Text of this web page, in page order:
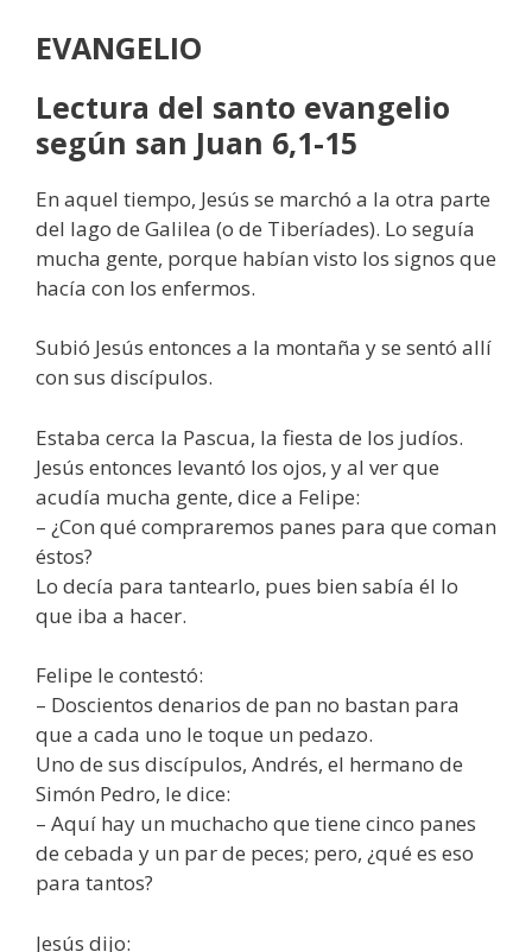
EVANGELIO
Lectura del santo evangelio
según san Juan 6,1-15
En aquel tiempo, Jesús se marchó a la otra parte
del lago de Galilea (o de Tiberíades). Lo seguía
mucha gente, porque habían visto los signos que
hacía con los enfermos.
Subió Jesús entonces a la montaña y se sentó allí
con sus discípulos.
Estaba cerca la Pascua, la fiesta de los judíos.
Jesús entonces levantó los ojos, y al ver que
acudía mucha gente, dice a Felipe:
– ¿Con qué compraremos panes para que coman
éstos?
Lo decía para tantearlo, pues bien sabía él lo
que iba a hacer.
Felipe le contestó:
– Doscientos denarios de pan no bastan para
que a cada uno le toque un pedazo.
Uno de sus discípulos, Andrés, el hermano de
Simón Pedro, le dice:
– Aquí hay un muchacho que tiene cinco panes
de cebada y un par de peces; pero, ¿qué es eso
para tantos?
Jesús dijo: